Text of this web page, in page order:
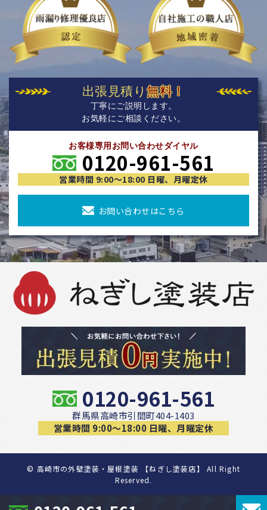
出張見積り無料！
丁寧にご説明します。
お気軽にご相談ください。
お客様専用お問い合わせダイヤル
0120-961-561
営業時間 9:00〜18:00 日曜、月曜定休
お問い合わせはこちら
0120-961-561
群馬県高崎市引間町404-1403
営業時間 9:00〜18:00 日曜、月曜定休
© 高崎市の外壁塗装・屋根塗装 【ねぎし塗装店】 All Right
Reserved.